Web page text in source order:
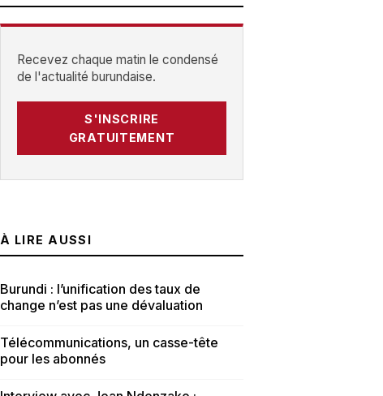
Recevez chaque matin le condensé
de l'actualité burundaise.
S'INSCRIRE
GRATUITEMENT
À LIRE AUSSI
Burundi : l’unification des taux de
change n’est pas une dévaluation
Télécommunications, un casse-tête
pour les abonnés